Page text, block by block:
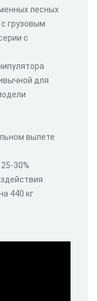
лесных
грузовым
с
для
вылете
30%
440 кг